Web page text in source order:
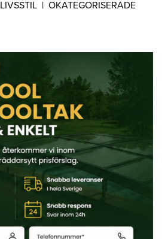
LIVSSTIL | OKATEGORISERADE